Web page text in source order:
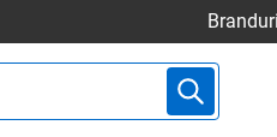
Branduri